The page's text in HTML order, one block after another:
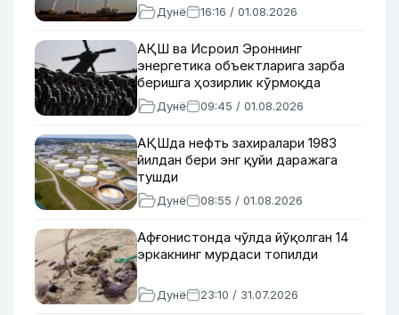
Дунё 16:16 / 01.08.2026
АҚШ ва Исроил Эроннинг
энергетика объектларига зарба
беришга ҳозирлик кўрмоқда
Дунё 09:45 / 01.08.2026
АҚШда нефть захиралари 1983
йилдан бери энг қуйи даражага
тушди
Дунё 08:55 / 01.08.2026
Афғонистонда чўлда йўқолган 14
эркакнинг мурдаси топилди
Дунё 23:10 / 31.07.2026